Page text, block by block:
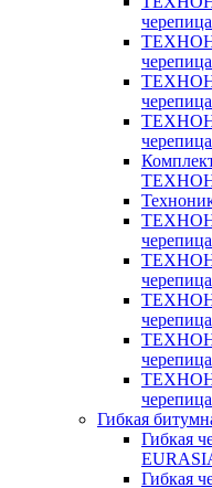
Гибкая
Гибкая
Гибкая